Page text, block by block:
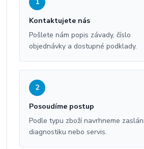
Kontaktujete nás
Pošlete nám popis závady, číslo
objednávky a dostupné podklady.
2
Posoudíme postup
Podle typu zboží navrhneme
diagnostiku nebo servis.